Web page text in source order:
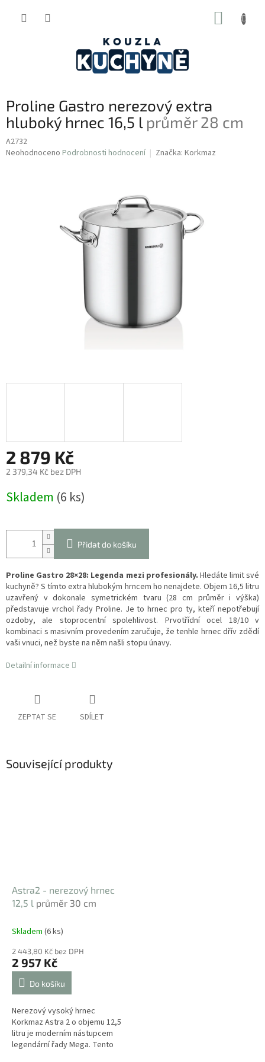
Proline Gastro nerezový extra
hluboký hrnec 16,5 l průměr 28 cm
A2732
Průměrné
Neohodnoceno Podrobnosti hodnocení Značka: Korkmaz
2 879 Kč
2 379,34 Kč bez DPH
cena:
Skladem (6 ks)
Přidat do košíku
Proline Gastro 28×28: Legenda mezi profesionály. Hledáte limit své
kuchyně? S tímto extra hlubokým hrncem ho nenajdete. Objem 16,5 litru
uzavřený v dokonale symetrickém tvaru (28 cm průměr i výška)
představuje vrchol řady Proline. Je to hrnec pro ty, kteří nepotřebují
ozdoby, ale stoprocentní spolehlivost. Prvotřídní ocel 18/10 v
kombinaci s masivním provedením zaručuje, že tenhle hrnec dřív zdědí
vaši vnuci, než byste na něm našli stopu únavy.
Detailní informace
ZEPTAT SE SDÍLET
Související produkty
Astra2 - nerezový hrnec
12,5 l průměr 30 cm
Skladem (6 ks)
2 443,80 Kč bez DPH
2 957 Kč
Do košíku
Nerezový vysoký hrnec
Korkmaz Astra 2 o objemu 12,5
litru je moderním nástupcem
legendární řady Mega. Tento